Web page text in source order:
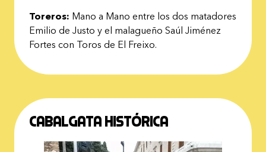
Toreros: Mano a Mano entre los dos matadores
Emilio de Justo y el malagueño Saúl Jiménez
Fortes con Toros de El Freixo.
Cabalgata histórica